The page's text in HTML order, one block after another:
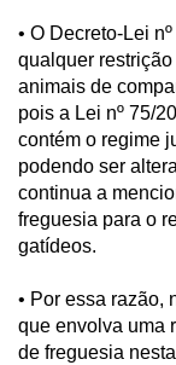
• O Decreto-Lei
qualquer
animais de
pois a Lei nº 75/
contém o regime
podendo ser
continua a
freguesia para o
gatídeos.
• Por essa razão,
que envolva uma
de freguesia